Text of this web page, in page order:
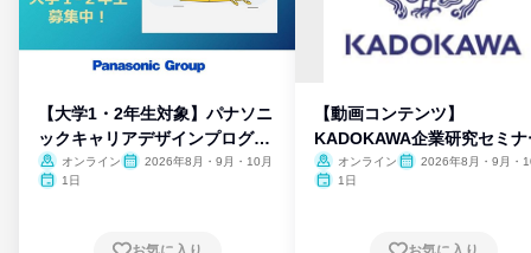
【大学1・2年生対象】パナソニ
ックキャリアデザインプログラ
ム
オンライン
2026年8月・9月・10月
1日
【動画コンテンツ】
KADOKAWA企業研究セミナ
オンライン
2026年8月・9月・
1日